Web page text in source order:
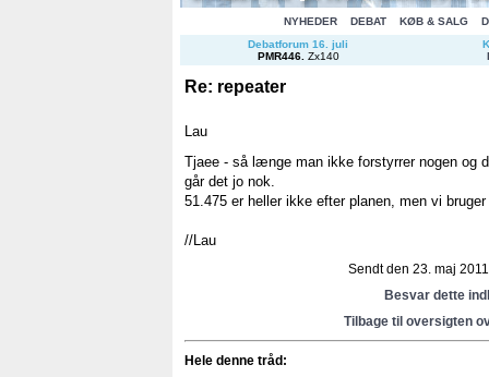
NYHEDER DEBAT KØB & SALG
Debatforum 16. juli
PMR446. Zx140
Re: repeater
Lau
Tjaee - så længe man ikke forstyrrer nogen og
går det jo nok.
51.475 er heller ikke efter planen, men vi
//Lau
Sendt den 23. maj
Besvar dette
Tilbage til oversigten
Hele denne tråd: